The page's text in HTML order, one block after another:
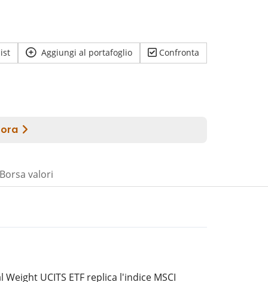
Aggiungi al portafoglio Confronta
Borsa valori
UCITS ETF replica l'indice MSCI